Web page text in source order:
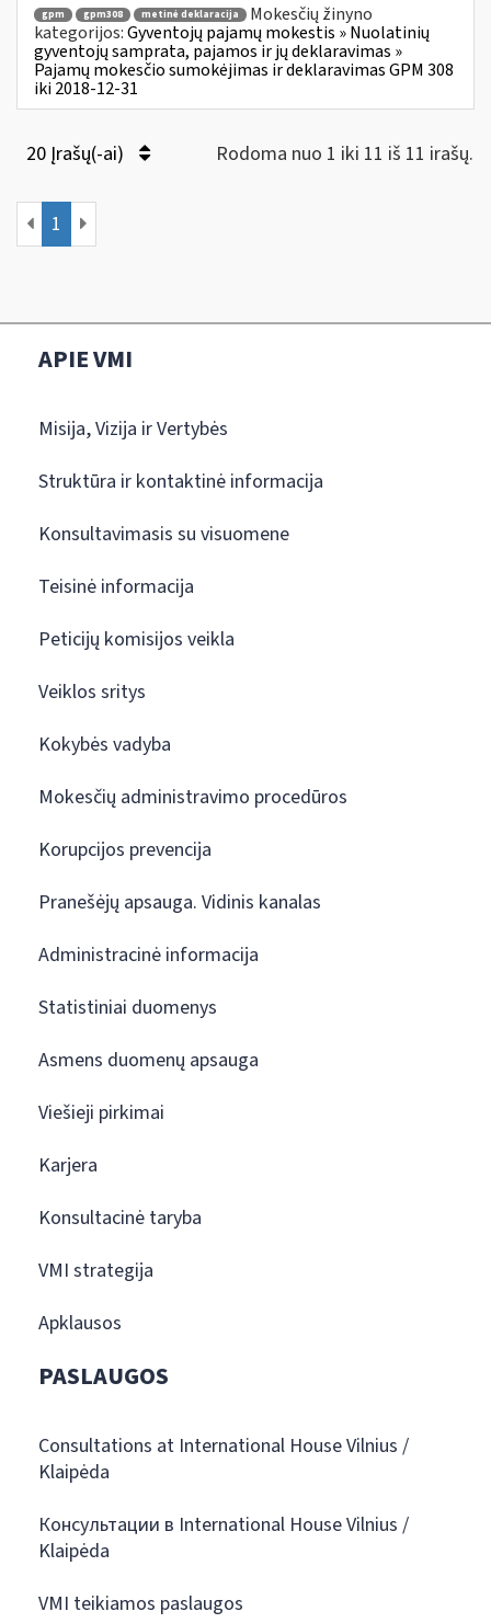
gpm gpm308 metinė deklaracija
Mokesčių žinyno
kategorijos:Gyventojų pajamų mokestis » Nuolatinių
gyventojų samprata, pajamos ir jų deklaravimas »
Pajamų mokesčio sumokėjimas ir deklaravimas GPM 308
iki 2018-12-31
20 Įrašų(-ai) Rodoma nuo 1 iki 11 iš 11 irašų.
1
APIE VMI
Misija, Vizija ir Vertybės
Struktūra ir kontaktinė informacija
Konsultavimasis su visuomene
Teisinė informacija
Peticijų komisijos veikla
Veiklos sritys
Kokybės vadyba
Mokesčių administravimo procedūros
Korupcijos prevencija
Pranešėjų apsauga. Vidinis kanalas
Administracinė informacija
Statistiniai duomenys
Asmens duomenų apsauga
Viešieji pirkimai
Karjera
Konsultacinė taryba
VMI strategija
Apklausos
PASLAUGOS
Consultations at International House Vilnius /
Klaipėda
Консультации в International House Vilnius /
Klaipėda
VMI teikiamos paslaugos